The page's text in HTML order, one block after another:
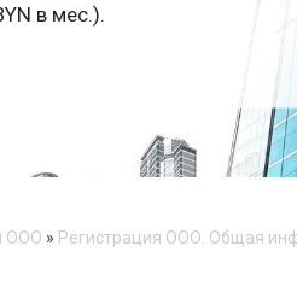
в мес.).
ООО » Регистрация ООО. Общая